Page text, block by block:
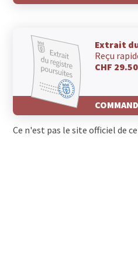
Extrait
Reçu
CHF 29.50
Ce n'est pas le site officiel de